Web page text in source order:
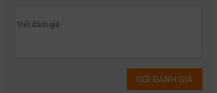
GỞI ĐÁNH GIÁ